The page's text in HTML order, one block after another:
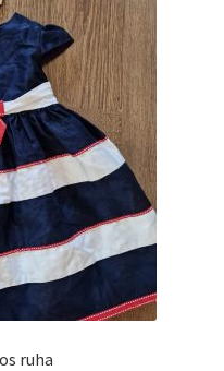
ruha